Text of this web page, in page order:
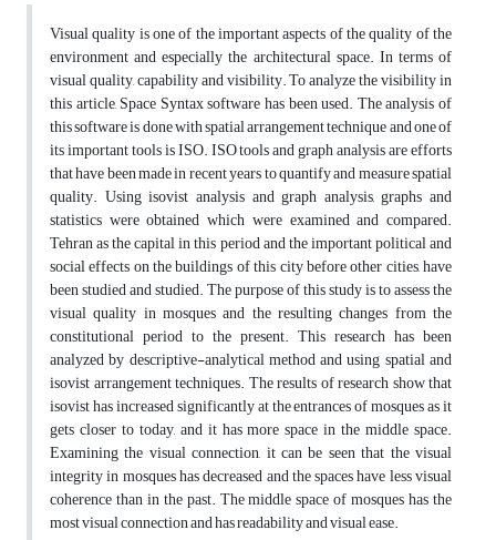
Visual quality is one of the important aspects of the quality of the
environment and especially the architectural space. In terms of
visual quality, capability and visibility. To analyze the visibility in
this article, Space Syntax software has been used. The analysis of
this software is done with spatial arrangement technique and one of
its important tools is ISO. ISO tools and graph analysis are efforts
that have been made in recent years to quantify and measure spatial
quality. Using isovist analysis and graph analysis, graphs and
statistics were obtained which were examined and compared.
Tehran as the capital in this period and the important political and
social effects on the buildings of this city before other cities, have
been studied and studied. The purpose of this study is to assess the
visual quality in mosques and the resulting changes from the
constitutional period to the present. This research has been
analyzed by descriptive-analytical method and using spatial and
isovist arrangement techniques. The results of research show that
isovist has increased significantly at the entrances of mosques as it
gets closer to today, and it has more space in the middle space.
Examining the visual connection, it can be seen that the visual
integrity in mosques has decreased and the spaces have less visual
coherence than in the past. The middle space of mosques has the
most visual connection and has readability and visual ease.